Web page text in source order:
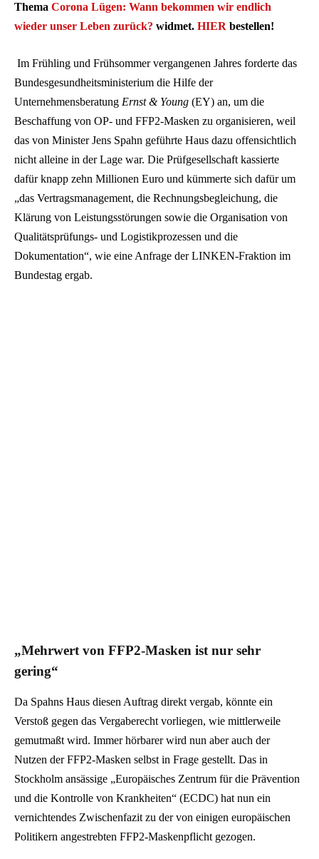
Thema Corona Lügen: Wann bekommen wir endlich
wieder unser Leben zurück? widmet. HIER bestellen!
Im Frühling und Frühsommer vergangenen Jahres forderte das
Bundesgesundheitsministerium die Hilfe der
Unternehmensberatung Ernst & Young (EY) an, um die
Beschaffung von OP- und FFP2-Masken zu organisieren, weil
das von Minister Jens Spahn geführte Haus dazu offensichtlich
nicht alleine in der Lage war. Die Prüfgesellschaft kassierte
dafür knapp zehn Millionen Euro und kümmerte sich dafür um
„das Vertragsmanagement, die Rechnungsbegleichung, die
Klärung von Leistungsstörungen sowie die Organisation von
Qualitätsprüfungs- und Logistikprozessen und die
Dokumentation“, wie eine Anfrage der LINKEN-Fraktion im
Bundestag ergab.
„Mehrwert von FFP2-Masken ist nur sehr
gering“
Da Spahns Haus diesen Auftrag direkt vergab, könnte ein
Verstoß gegen das Vergaberecht vorliegen, wie mittlerweile
gemutmaßt wird. Immer hörbarer wird nun aber auch der
Nutzen der FFP2-Masken selbst in Frage gestellt. Das in
Stockholm ansässige „Europäisches Zentrum für die Prävention
und die Kontrolle von Krankheiten“ (ECDC) hat nun ein
vernichtendes Zwischenfazit zu der von einigen europäischen
Politikern angestrebten FFP2-Maskenpflicht gezogen.